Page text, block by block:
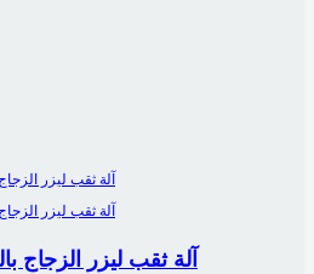
آلة ثقب ليزر الزجاج